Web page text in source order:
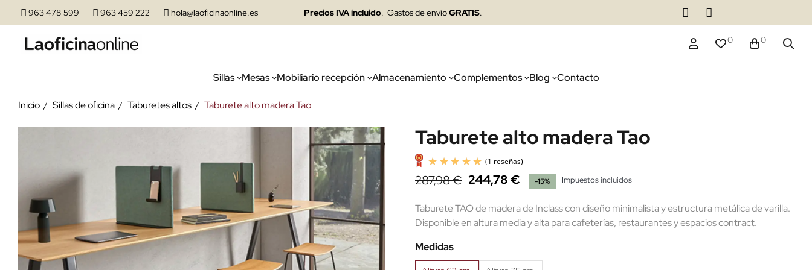
963 478 599 963 459 222 hola@laoficinaonline.es Precios IVA incluido. Gastos de envíoGRATIS.
0 0
Sillas Mesas Mobiliario recepción Almacenamiento Complementos Blog Contacto
Inicio Sillas de oficina Taburetes altos Taburete alto madera Tao
Taburete alto madera Tao
287,98 € 244,78 € -15% Impuestos incluidos
Taburete TAO de madera de Inclass con diseño minimalista y estructura metálica de varilla.
Disponible en altura media y alta para cafeterías, restaurantes y espacios contract.
Medidas